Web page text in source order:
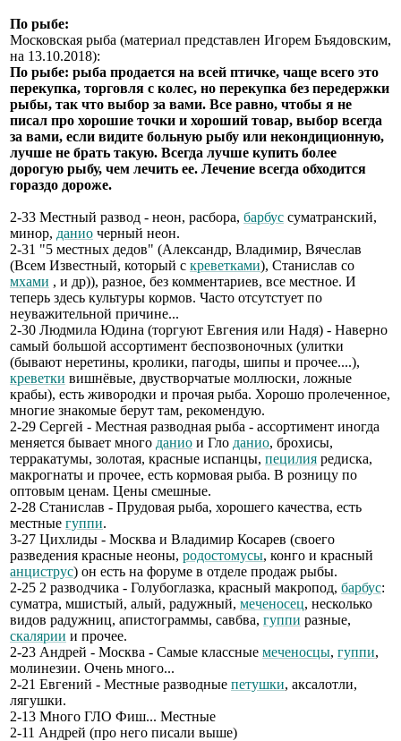
По рыбе:
Московская рыба (материал представлен Игорем Бъядовским,
на 13.10.2018):
По рыбе: рыба продается на всей птичке, чаще всего это
перекупка, торговля с колес, но перекупка без передержки
рыбы, так что выбор за вами. Все равно, чтобы я не
писал про хорошие точки и хороший товар, выбор всегда
за вами, если видите больную рыбу или некондиционную,
лучше не брать такую. Всегда лучше купить более
дорогую рыбу, чем лечить ее. Лечение всегда обходится
гораздо дороже.
2-33 Местный развод - неон, расбора, барбус суматранский,
минор, данио черный неон.
2-31 "5 местных дедов" (Александр, Владимир, Вячеслав
(Всем Известный, который с креветками), Станислав со
мхами , и др)), разное, без комментариев, все местное. И
теперь здесь культуры кормов. Часто отсутстует по
неуважительной причине...
2-30 Людмила Юдина (торгуют Евгения или Надя) - Наверно
самый большой ассортимент беспозвоночных (улитки
(бывают неретины, кролики, пагоды, шипы и прочее....),
креветки вишнёвые, двустворчатые моллюски, ложные
крабы), есть живородки и прочая рыба. Хорошо пролеченное,
многие знакомые берут там, рекомендую.
2-29 Сергей - Местная разводная рыба - ассортимент иногда
меняется бывает много данио и Гло данио, брохисы,
терракатумы, золотая, красные испанцы, пецилия редиска,
макрогнаты и прочее, есть кормовая рыба. В розницу по
оптовым ценам. Цены смешные.
2-28 Станислав - Прудовая рыба, хорошего качества, есть
местные гуппи.
3-27 Цихлиды - Москва и Владимир Косарев (своего
разведения красные неоны, родостомусы, конго и красный
анциструс) он есть на форуме в отделе продаж рыбы.
2-25 2 разводчика - Голубоглазка, красный макропод, барбус:
суматра, мшистый, алый, радужный, меченосец, несколько
видов радужниц, апистограммы, савбва, гуппи разные,
скалярии и прочее.
2-23 Андрей - Москва - Самые классные меченосцы, гуппи,
молинезии. Очень много...
2-21 Евгений - Местные разводные петушки, аксалотли,
лягушки.
2-13 Много ГЛО Фиш... Местные
2-11 Андрей (про него писали выше)